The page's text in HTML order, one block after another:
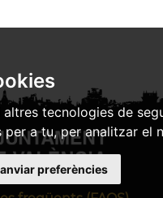
altres tecnologies de
per a tu, per analitzar el
preferències